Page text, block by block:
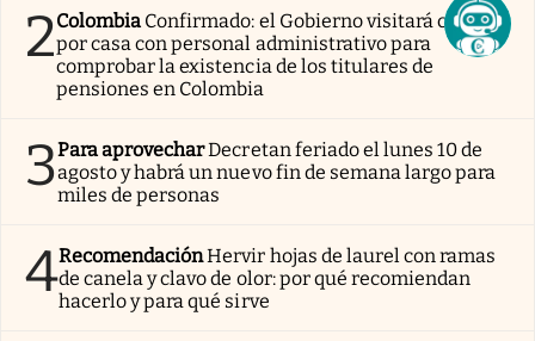
2Colombia Confirmado: el Gobierno visitará casa
por casa con personal administrativo para
comprobar la existencia de los titulares de
pensiones en Colombia
3Para aprovecharDecretan feriado el lunes 10 de
agosto y habrá un nuevo fin de semana largo para
miles de personas
4RecomendaciónHervir hojas de laurel con ramas
de canela y clavo de olor: por qué recomiendan
hacerlo y para qué sirve